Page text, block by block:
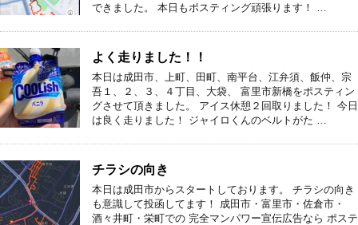
できました。 本日もポスティング頑張ります！ …
よく走りました！！
本日は成田市、上町、田町、南平台、江弁須、飯仲、宗
吾１、２、３、４丁目、大袋、 富里市新橋をポスティン
グさせて頂きました。 アイス休憩２回取りました！ 今日
は良く走りました！ ジャイロくんのベルトがた …
チラシの向き
本日は成田市からスタートしております。 チラシの向き
も意識して投函してます！ 成田市・富里市・佐倉市・
酒々井町・栄町での 完全マンパワー宣伝広告なら ポステ